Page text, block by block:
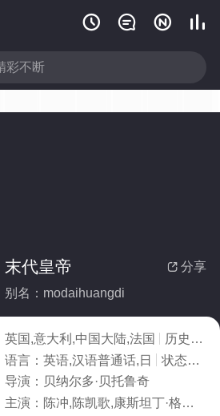
   
 分享
末代皇帝
别名：modaihuangdi
英国,意大利,中国大陆,法国 历史
语言： 英语,汉语普通话,日 状态：
导演： 贝纳尔多·贝托鲁奇
主演： 陈冲,陈凯歌,康斯坦丁·格雷戈里,邬君梅,户田惠子,卢燕,田川洋行,张天